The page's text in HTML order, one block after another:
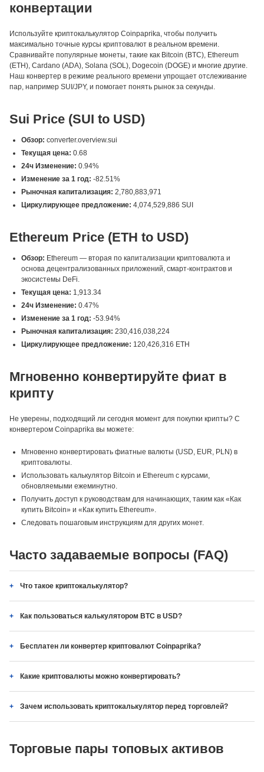
конвертации
Используйте криптокалькулятор Coinpaprika, чтобы получить
максимально точные курсы криптовалют в реальном времени.
Сравнивайте популярные монеты, такие как Bitcoin (BTC), Ethereum
(ETH), Cardano (ADA), Solana (SOL), Dogecoin (DOGE) и многие другие.
Наш конвертер в режиме реального времени упрощает отслеживание
пар, например SUI/JPY, и помогает понять рынок за секунды.
Sui Price (SUI to USD)
Обзор: converter.overview.sui
Текущая цена: 0.68
24ч Изменение: 0.94%
Изменение за 1 год: -82.51%
Рыночная капитализация: 2,780,883,971
Циркулирующее предложение: 4,074,529,886 SUI
Ethereum Price (ETH to USD)
Обзор: Ethereum — вторая по капитализации криптовалюта и
основа децентрализованных приложений, смарт-контрактов и
экосистемы DeFi.
Текущая цена: 1,913.34
24ч Изменение: 0.47%
Изменение за 1 год: -53.94%
Рыночная капитализация: 230,416,038,224
Циркулирующее предложение: 120,426,316 ETH
Мгновенно конвертируйте фиат в
крипту
Не уверены, подходящий ли сегодня момент для покупки крипты? С
конвертером Coinpaprika вы можете:
Мгновенно конвертировать фиатные валюты (USD, EUR, PLN) в
криптовалюты.
Использовать калькулятор Bitcoin и Ethereum с курсами,
обновляемыми ежеминутно.
Получить доступ к руководствам для начинающих, таким как «Как
купить Bitcoin» и «Как купить Ethereum».
Следовать пошаговым инструкциям для других монет.
Часто задаваемые вопросы (FAQ)
Что такое криптокалькулятор?
Как пользоваться калькулятором BTC в USD?
Бесплатен ли конвертер криптовалют Coinpaprika?
Какие криптовалюты можно конвертировать?
Зачем использовать криптокалькулятор перед торговлей?
Торговые пары топовых активов